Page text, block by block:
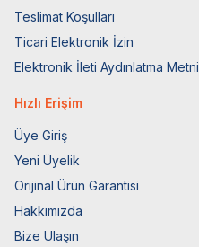
Teslimat Koşulları
Ticari Elektronik İzin
Elektronik İleti Aydınlatma Metni
Hızlı Erişim
Üye Giriş
Yeni Üyelik
Orijinal Ürün Garantisi
Hakkımızda
Bize Ulaşın